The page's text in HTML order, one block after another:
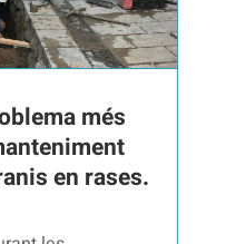
més
en rases.